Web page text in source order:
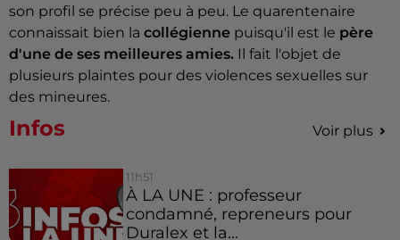
son profil se précise peu à peu. Le quarentenaire
connaissait bien la collégienne puisqu'il est le père
d'une de ses meilleures amies. Il fait l'objet de
plusieurs plaintes pour des violences sexuelles sur
des mineures.
Infos Voir plus
11h51
À LA UNE : professeur
condamné, repreneurs pour
Duralex et la...